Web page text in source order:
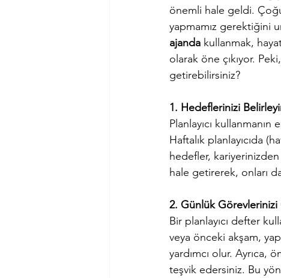
önemli hale geldi.
yapmamız gerektiğini
ajanda kullanmak,
olarak öne çıkıyor.
getirebilirsiniz?
1. Hedeflerinizi
Planlayıcı
Haftalık planlayıcıda
hedefler,
hale getirerek, onları
2. Günlük
Bir planlayıcı defter
veya önceki akşam,
yardımcı olur. Ayrıca,
teşvik edersiniz. Bu